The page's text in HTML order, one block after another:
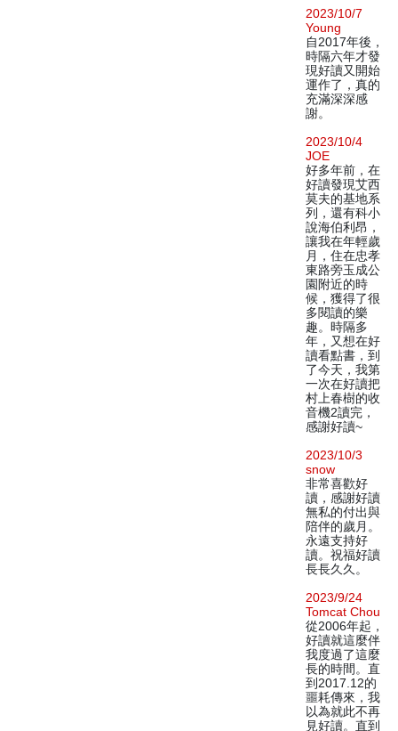
2023/10/7
Young
自2017年後，
時隔六年才發
現好讀又開始
運作了，真的
充滿深深感
謝。
2023/10/4
JOE
好多年前，在
好讀發現艾西
莫夫的基地系
列，還有科小
說海伯利昂，
讓我在年輕歲
月，住在忠孝
東路旁玉成公
園附近的時
候，獲得了很
多閱讀的樂
趣。時隔多
年，又想在好
讀看點書，到
了今天，我第
一次在好讀把
村上春樹的收
音機2讀完，
感謝好讀~
2023/10/3
snow
非常喜歡好
讀，感謝好讀
無私的付出與
陪伴的歲月。
永遠支持好
讀。祝福好讀
長長久久。
2023/9/24
Tomcat Chou
從2006年起，
好讀就這麼伴
我度過了這麼
長的時間。直
到2017.12的
噩耗傳來，我
以為就此不再
見好讀。直到